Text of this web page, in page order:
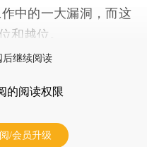
中的一大漏洞，而这
和越位。
后继续阅读
的阅读权限
/会员升级